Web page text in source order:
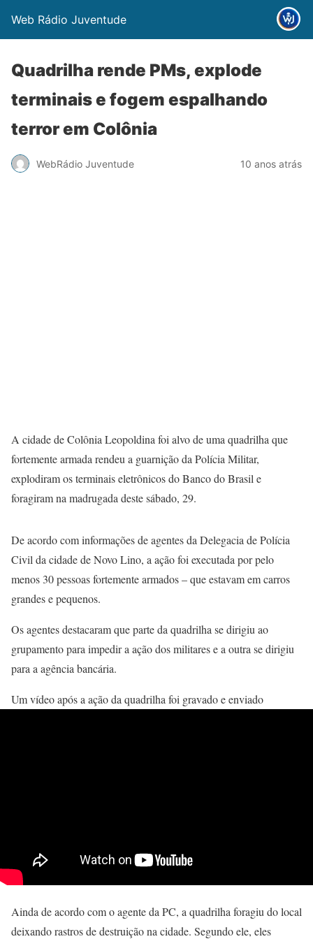
Web Rádio Juventude
Quadrilha rende PMs, explode
terminais e fogem espalhando
terror em Colônia
WebRádio Juventude 10 anos atrás
A cidade de Colônia Leopoldina foi alvo de uma quadrilha que
fortemente armada rendeu a guarnição da Polícia Militar,
explodiram os terminais eletrônicos do Banco do Brasil e
foragiram na madrugada deste sábado, 29.
De acordo com informações de agentes da Delegacia de Polícia
Civil da cidade de Novo Lino, a ação foi executada por pelo
menos 30 pessoas fortemente armados – que estavam em carros
grandes e pequenos.
Os agentes destacaram que parte da quadrilha se dirigiu ao
grupamento para impedir a ação dos militares e a outra se dirigiu
para a agência bancária.
Um vídeo após a ação da quadrilha foi gravado e enviado
Ainda de acordo com o agente da PC, a quadrilha foragiu do local
deixando rastros de destruição na cidade. Segundo ele, eles